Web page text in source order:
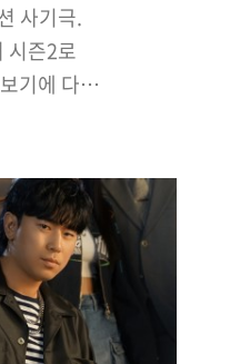
사기극.
시즌2로
기에 다소